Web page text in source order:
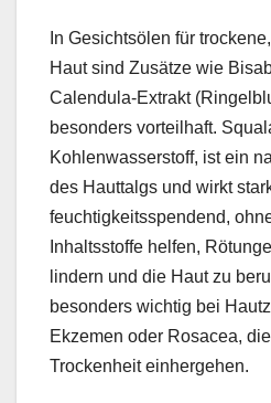
In Gesichtsölen für
Haut sind Zusätze wie
Calendula-Extrakt
besonders vorteilhaft.
Kohlenwasserstoff, ist ein
des Hauttalgs und wirkt
feuchtigkeitsspendend,
Inhaltsstoffe helfen,
lindern und die Haut zu
besonders wichtig bei
Ekzemen oder Rosacea,
Trockenheit einhergehen.